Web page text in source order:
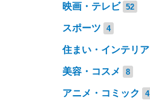
映画・テレビ 52
スポーツ 4
住まい・インテリア
美容・コスメ 8
アニメ・コミック 4